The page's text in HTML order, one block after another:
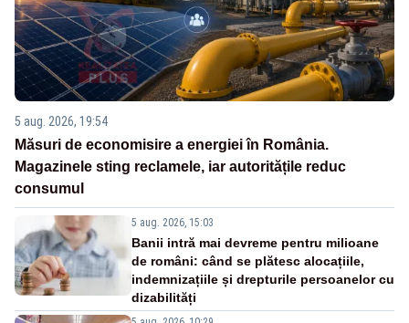
5 aug. 2026, 19:54
Măsuri de economisire a energiei în România.
Magazinele sting reclamele, iar autoritățile reduc
consumul
5 aug. 2026, 15:03
Banii intră mai devreme pentru milioane
de români: când se plătesc alocațiile,
indemnizațiile și drepturile persoanelor cu
dizabilități